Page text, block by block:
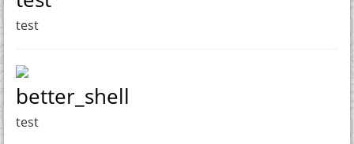
test
better_shell
test